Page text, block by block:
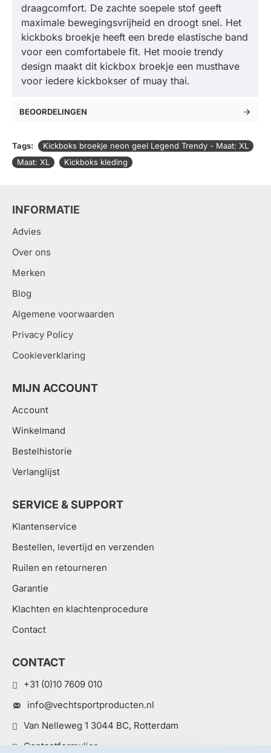
draagcomfort. De zachte soepele stof geeft
maximale bewegingsvrijheid en droogt snel. Het
kickboks broekje heeft een brede elastische band
voor een comfortabele fit. Het mooie trendy
design maakt dit kickbox broekje een musthave
voor iedere kickbokser of muay thai.
BEOORDELINGEN
Tags:
Kickboks broekje neon geel Legend Trendy - Maat: XL
Maat: XL
Kickboks kleding
INFORMATIE
Advies
Over ons
Merken
Blog
Algemene voorwaarden
Privacy Policy
Cookieverklaring
MIJN ACCOUNT
Account
Winkelmand
Bestelhistorie
Verlanglijst
SERVICE & SUPPORT
Klantenservice
Bestellen, levertijd en verzenden
Ruilen en retourneren
Garantie
Klachten en klachtenprocedure
Contact
CONTACT
+31 (0)10 7609 010
info@vechtsportproducten.nl
Van Nelleweg 1 3044 BC, Rotterdam
Contactformulier